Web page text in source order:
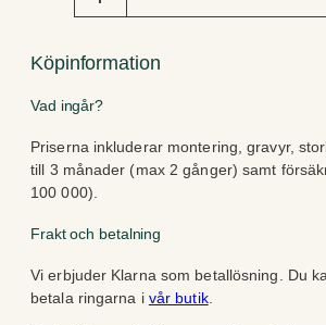
Köpinformation
Vad ingår?
Priserna inkluderar montering, gravyr,
till 3 månader (max 2 gånger) samt
100 000).
Frakt och betalning
Vi erbjuder Klarna som betallösning. Du
betala ringarna i vår butik.